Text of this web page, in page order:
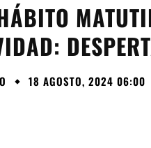
18 AGOSTO, 2024 06:00